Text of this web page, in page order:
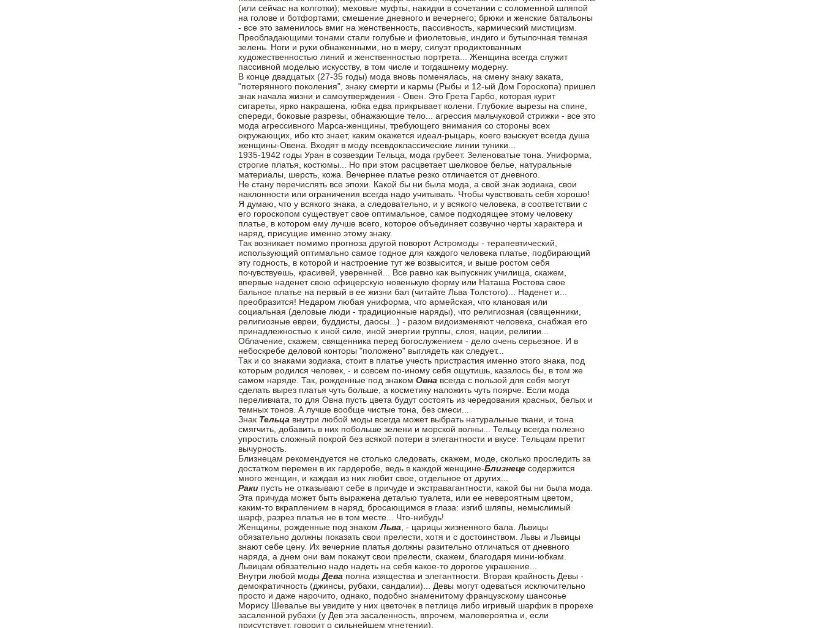
(или сейчас на колготки); меховые муфты, накидки в сочетании с соломенной шляпой
на голове и ботфортами; смешение дневного и вечернего; брюки и женские батальоны
- все это заменилось вмиг на женственность, пассивность, кармический мистицизм.
Преобладающими тонами стали голубые и фиолетовые, индиго и бутылочная темная
зелень. Ноги и руки обнаженными, но в меру, силуэт продиктованным
художественностью линий и женственностью портрета... Женщина всегда служит
пассивной моделью искусству, в том числе и тогдашнему модерну.
В конце двадцатых (27-35 годы) мода вновь поменялась, на смену знаку заката,
"потерянного поколения", знаку смерти и кармы (Рыбы и 12-ый Дом Гороскопа) пришел
знак начала жизни и самоутверждения - Овен. Это Грета Гарбо, которая курит
сигареты, ярко накрашена, юбка едва прикрывает колени. Глубокие вырезы на спине,
спереди, боковые разрезы, обнажающие тело... агрессия мальчуковой стрижки - все это
мода агрессивного Марса-женщины, требующего внимания со стороны всех
окружающих, ибо кто знает, каким окажется идеал-рыцарь, коего взыскует всегда душа
женщины-Овена. Входят в моду псевдоклассические линии туники...
1935-1942 годы Уран в созвездии Тельца, мода грубеет. Зеленоватые тона. Униформа,
строгие платья, костюмы... Но при этом расцветает шелковое белье, натуральные
материалы, шерсть, кожа. Вечернее платье резко отличается от дневного.
Не стану перечислять все эпохи. Какой бы ни была мода, а свой знак зодиака, свои
наклонности или ограничения всегда надо учитывать. Чтобы чувствовать себя хорошо!
Я думаю, что у всякого знака, а следовательно, и у всякого человека, в соответствии с
его гороскопом существует свое оптимальное, самое подходящее этому человеку
платье, в котором ему лучше всего, которое объединяет созвучно черты характера и
наряд, присущие именно этому знаку.
Так возникает помимо прогноза другой поворот Астромоды - терапевтический,
использующий оптимально самое годное для каждого человека платье, подбирающий
эту годность, в которой и настроение тут же возвысится, и выше ростом себя
почувствуешь, красивей, уверенней... Все равно как выпускник училища, скажем,
впервые наденет свою офицерскую новенькую форму или Наташа Ростова свое
бальное платье на первый в ее жизни бал (читайте Льва Толстого)... Наденет и...
преобразится! Недаром любая униформа, что армейская, что клановая или
социальная (деловые люди - традиционные наряды), что религиозная (священники,
религиозные евреи, буддисты, даосы...) - разом видоизменяют человека, снабжая его
принадлежностью к иной силе, иной энергии группы, слоя, нации, религии...
Облачение, скажем, священника перед богослужением - дело очень серьезное. И в
небоскребе деловой конторы "положено" выглядеть как следует...
Так и со знаками зодиака, стоит в платье учесть пристрастия именно этого знака, под
которым родился человек, - и совсем по-иному себя ощутишь, казалось бы, в том же
самом наряде. Так, рожденные под знаком Овна всегда с пользой для себя могут
сделать вырез платья чуть больше, а косметику наложить чуть поярче. Если мода
переливчата, то для Овна пусть цвета будут состоять из чередования красных, белых и
темных тонов. А лучше вообще чистые тона, без смеси...
Знак Тельца внутри любой моды всегда может выбрать натуральные ткани, и тона
смягчить, добавить в них побольше зелени и морской волны... Тельцу всегда полезно
упростить сложный покрой без всякой потери в элегантности и вкусе: Тельцам претит
вычурность.
Близнецам рекомендуется не столько следовать, скажем, моде, сколько проследить за
достатком перемен в их гардеробе, ведь в каждой женщине-Близнецесодержится
много женщин, и каждая из них любит свое, отдельное от других...
Ракипусть не отказывают себе в причуде и экстравагантности, какой бы ни была мода.
Эта причуда может быть выражена деталью туалета, или ее невероятным цветом,
каким-то вкраплением в наряд, бросающимся в глаза: изгиб шляпы, немыслимый
шарф, разрез платья не в том месте... Что-нибудь!
Женщины, рожденные под знакомЛьва , - царицы жизненного бала. Львицы
обязательно должны показать свои прелести, хотя и с достоинством. Львы и Львицы
знают себе цену. Их вечерние платья должны разительно отличаться от дневного
наряда, а днем они вам покажут свои прелести, скажем, благодаря мини-юбкам.
Львицам обязательно надо надеть на себя какое-то дорогое украшение...
Внутри любой модыДева полна изящества и элегантности. Вторая крайность Девы -
демократичность (джинсы, рубахи, сандалии)... Девы могут одеваться исключительно
просто и даже нарочито, однако, подобно знаменитому французскому шансонье
Морису Шевалье вы увидите у них цветочек в петлице либо игривый шарфик в прорехе
засаленной рубахи (у Дев эта засаленность, впрочем, маловероятна и, если
присутствует, говорит о сильнейшем угнетении).